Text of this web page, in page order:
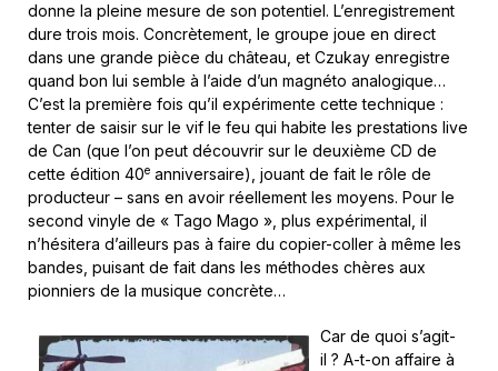
donne la pleine mesure de son potentiel. L’enregistrement
dure trois mois. Concrètement, le groupe joue en direct
dans une grande pièce du château, et Czukay enregistre
quand bon lui semble à l’aide d’un magnéto analogique…
C’est la première fois qu’il expérimente cette technique :
tenter de saisir sur le vif le feu qui habite les prestations live
de Can (que l’on peut découvrir sur le deuxième CD de
cette édition 40e anniversaire), jouant de fait le rôle de
producteur – sans en avoir réellement les moyens. Pour le
second vinyle de « Tago Mago », plus expérimental, il
n’hésitera d’ailleurs pas à faire du copier-coller à même les
bandes, puisant de fait dans les méthodes chères aux
pionniers de la musique concrète…
Car de quoi s’agit-
il ? A-t-on affaire à